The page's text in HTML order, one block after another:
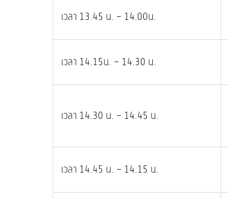
เวลา 13.45 น. – 14.00น.
เวลา 14.15น. – 14.30 น.
เวลา 14.30 น. – 14.45 น.
เวลา 14.45 น. – 14.15 น.